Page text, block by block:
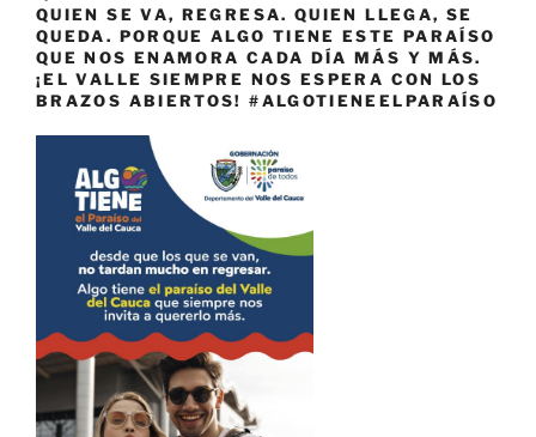
QUIEN SE VA, REGRESA. QUIEN LLEGA, SE
QUEDA. PORQUE ALGO TIENE ESTE PARAÍSO
QUE NOS ENAMORA CADA DÍA MÁS Y MÁS.
¡EL VALLE SIEMPRE NOS ESPERA CON LOS
BRAZOS ABIERTOS! #ALGOTIENEELPARAÍSO